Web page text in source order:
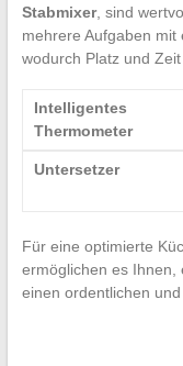
Stabmixer, sind
mehrere Aufgaben mit
wodurch Platz und
Intelligentes
Thermometer
Untersetzer
Für eine optimierte
ermöglichen es Ihnen,
einen ordentlichen